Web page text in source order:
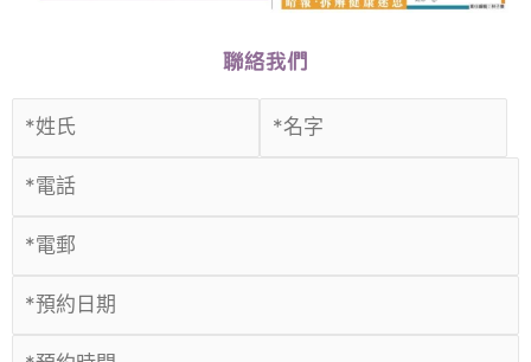
聯絡我們